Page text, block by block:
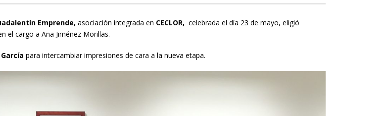
Emprende, asociación integrada en CECLOR, celebrada el día 23 de mayo, eligió
el cargo a Ana Jiménez Morillas.
García para intercambiar impresiones de cara a la nueva etapa.